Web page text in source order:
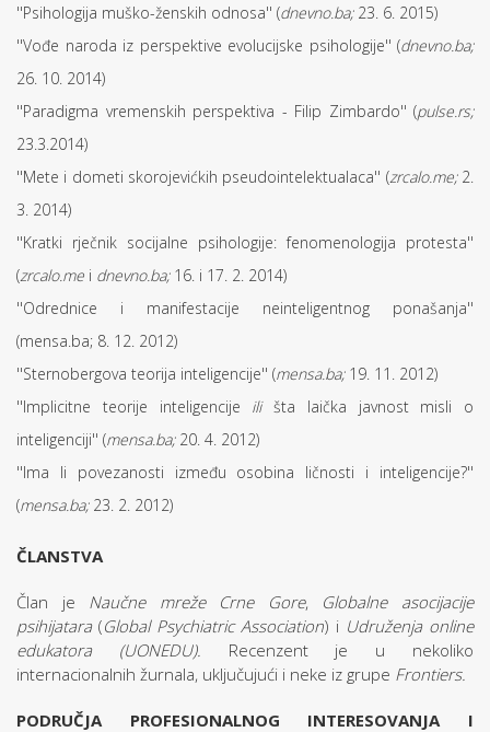
''Psihologija muško-ženskih odnosa'' (dnevno.ba; 23. 6. 2015)
''Vođe naroda iz perspektive evolucijske psihologije'' (dnevno.ba;
26. 10. 2014)
''Paradigma vremenskih perspektiva - Filip Zimbardo'' (pulse.rs;
23.3.2014)
''Mete i dometi skorojevićkih pseudointelektualaca'' (zrcalo.me; 2.
3. 2014)
''Kratki rječnik socijalne psihologije: fenomenologija protesta''
(zrcalo.me i dnevno.ba; 16. i 17. 2. 2014)
''Odrednice i manifestacije neinteligentnog ponašanja''
(mensa.ba; 8. 12. 2012)
''Sternobergova teorija inteligencije'' (mensa.ba;19. 11. 2012)
''Implicitne teorije inteligencije ili šta laička javnost misli o
inteligenciji'' (mensa.ba;20. 4. 2012)
''Ima li povezanosti između osobina ličnosti i inteligencije?''
(mensa.ba;23. 2. 2012)
ČLANSTVA
Član je Naučne mreže Crne Gore, Globalne asocijacije
psihijatara(Global Psychiatric Association) i Udruženja online
edukatora (UONEDU). Recenzent je u nekoliko
internacionalnih žurnala, uključujući i neke iz grupe Frontiers.
PODRUČJA PROFESIONALNOG INTERESOVANJA I